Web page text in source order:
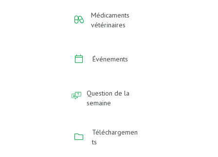
Médicaments
vétérinaires
Événements
Question de la
semaine
Téléchargemen
ts